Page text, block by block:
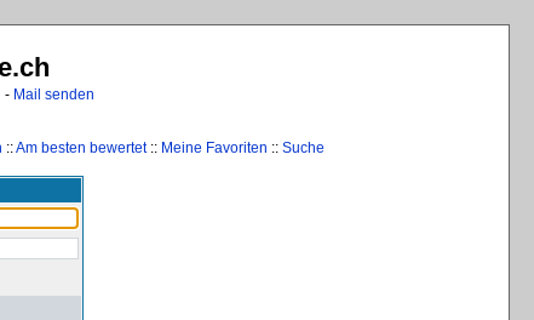
- Mail senden
::Am besten bewertet:: Meine Favoriten :: Suche